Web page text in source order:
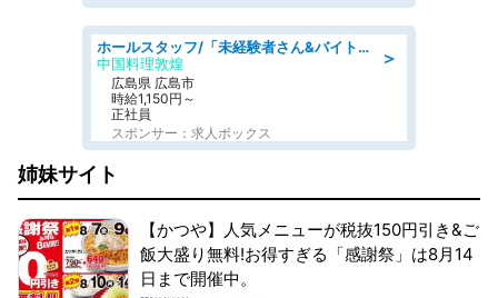
＞
ホールスタッフ/「未経験者さん&バイトデビューも大歓迎」残業ほぼなし×1日3時間〜勤務OK!フォロー体制も充実/広島県/広島市南区
中国料理敦煌
広島県 広島市
時給1,150円～
正社員
スポンサー：求人ボックス
姉妹サイト
【かつや】人気メニューが税抜150円引き&ご
飯大盛り無料!お得すぎる「感謝祭」は8月14
日まで開催中。